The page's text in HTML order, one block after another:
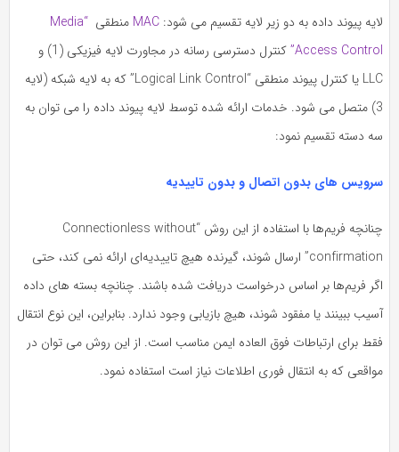
پیوند داده به دو زیر لایه تقسیم می شود:MACمنطقی “Media
Access
کنترل دسترسی رسانه در مجاورت لایه فیزیکی (1) و
LLC یا کنترل پیوند منطقی “Logical Link Control” که به لایه شبکه (لایه
3) متصل می شود. خدمات ارائه شده توسط لایه پیوند داده را می توان به
دسته تقسیم نمود:
های بدون اتصال و بدون تاییدیه
چنانچه فریم‌ها با استفاده از این روش “Connectionless without
confirmation” ارسال شوند، گیرنده هیچ تاییدیه‌ای ارائه نمی کند، حتی
فریم‌ها بر اساس درخواست دریافت شده باشند. چنانچه بسته های داده
ببینند یا مفقود شوند، هیچ بازیابی وجود ندارد. بنابراین، این نوع انتقال
برای ارتباطات فوق العاده ایمن مناسب است. از این روش می توان در
که به انتقال فوری اطلاعات نیاز است استفاده نمود.